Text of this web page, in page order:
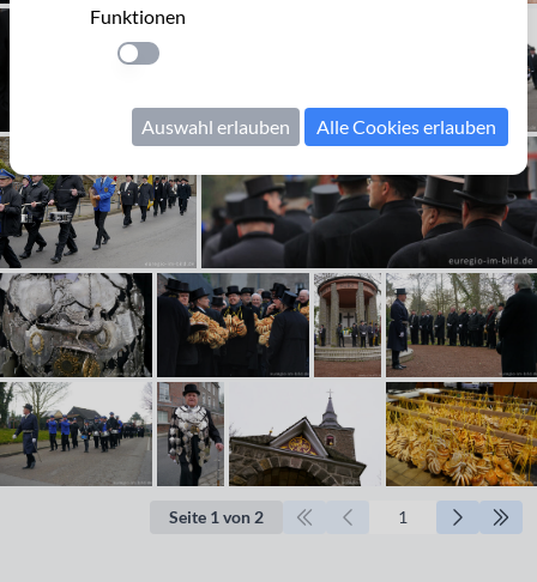
Seite 1 von 2
Funktionen
Einstellung anwenden
Auswahl erlauben Alle Cookies erlauben